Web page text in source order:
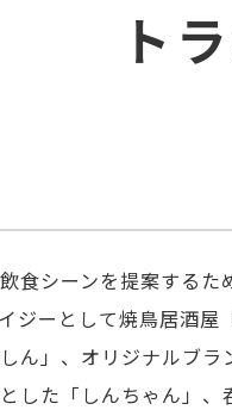
ト
食シーンを提案する
ジーとして焼鳥居酒屋
ん」、オリジナルブラ
した「しんちゃん」、